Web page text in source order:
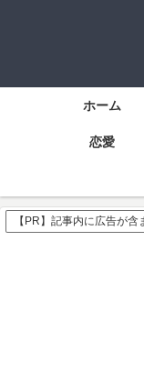
ホーム
恋愛
【PR】記事内に広告が含